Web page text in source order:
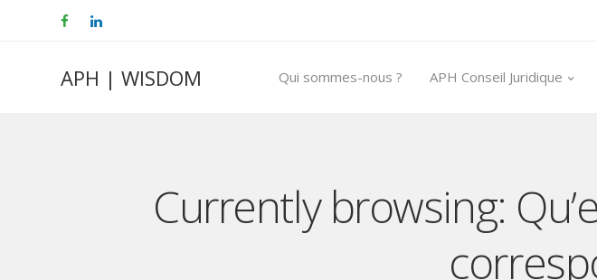
APH | WISDOM Qui sommes-nous ? APH Conseil Juridique
Currently browsing: